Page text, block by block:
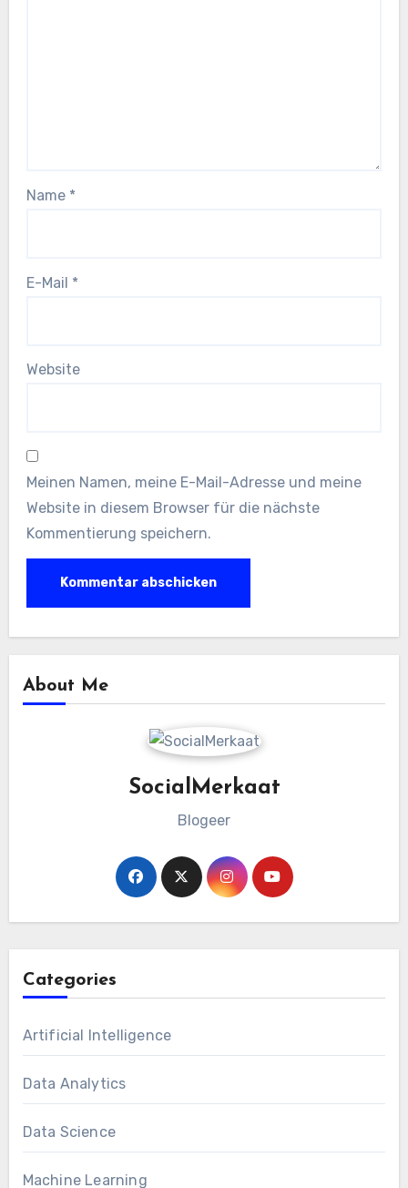
Name *
E-Mail *
Website
Meinen Namen, meine E-Mail-Adresse und meine
Website in diesem Browser für die nächste
Kommentierung speichern.
About Me
SocialMerkaat
Blogeer
Categories
Artificial Intelligence
Data Analytics
Data Science
Machine Learning